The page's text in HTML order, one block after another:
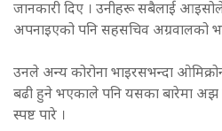
जानकारी दिए । उनीहरू सबैलाई
अपनाइएको पनि सहसचिव अग्रवालको
उनले अन्य कोरोना भाइरसभन्दा
बढी हुने भएकाले पनि यसका बारेमा अझ
स्पष्ट पारे ।